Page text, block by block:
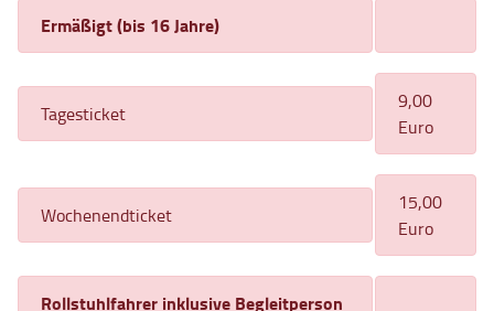
Ermäßigt (bis 16 Jahre)
Tagesticket
9,00
Euro
Wochenendticket
15,00
Euro
Rollstuhlfahrer inklusive Begleitperson